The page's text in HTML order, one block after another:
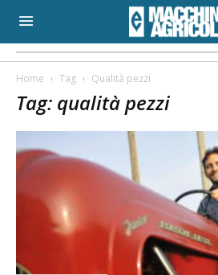
Home Tag Qualità pezzi
Tag: qualità pezzi